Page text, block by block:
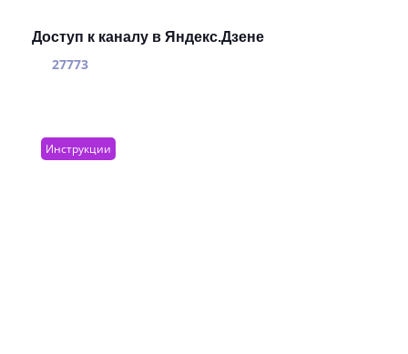
Доступ к каналу в Яндекс.Дзене
27773
Инструкции